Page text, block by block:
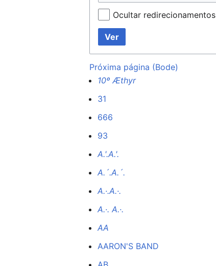
Ocultar redirecionamentos
Ver
Próxima página (Bode)
10º Æthyr
31
666
93
A.'.A.'.
A.´.A.´.
A.·.A.·.
A.·. A.·.
AA
AARON'S BAND